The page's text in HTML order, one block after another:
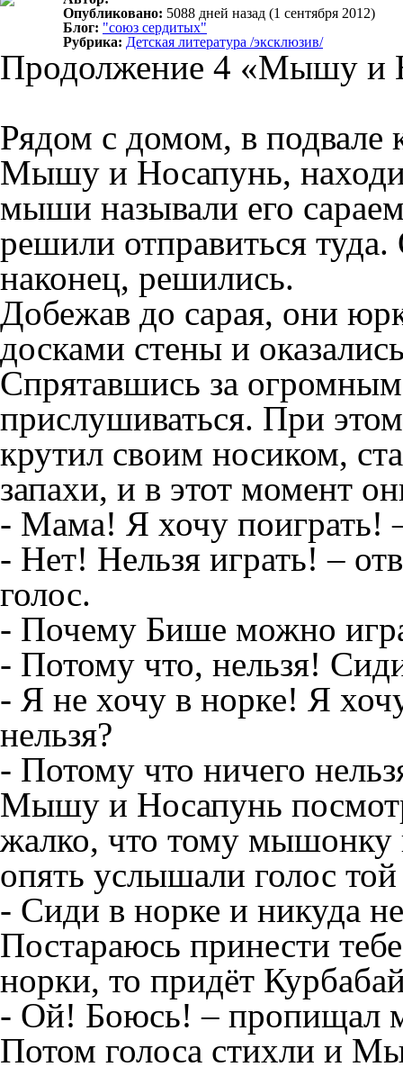
Опубликовано: 5088 дней назад (1 сентября 2012)
Блог: "союз сердитых"
Рубрика: Детская литература /эксклюзив/
Продолжение 4 «Мышу и
Рядом с домом, в подвале
Мышу и Носапунь,
мыши называли его
решили отправиться
наконец, решились.
Добежав до сарая, они
досками стены и
Спрятавшись за
прислушиваться. При
крутил своим носиком,
запахи, и в этот момент
- Мама! Я хочу поиграть!
- Нет! Нельзя играть! –
голос.
- Почему Бише можно
- Потому что, нельзя!
- Я не хочу в норке! Я
нельзя?
- Потому что ничего
Мышу и Носапунь
жалко, что тому мышонку
опять услышали голос
- Сиди в норке и никуда
Постараюсь принести
норки, то придёт
- Ой! Боюсь! – пропищал
Потом голоса стихли и